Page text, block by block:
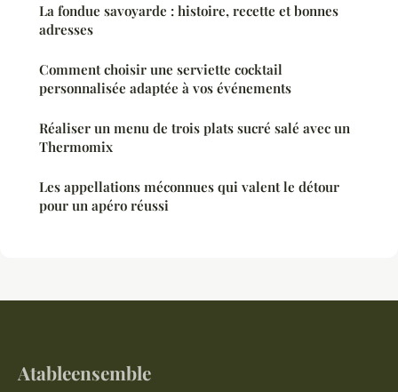
La fondue savoyarde : histoire, recette et bonnes
adresses
Comment choisir une serviette cocktail
personnalisée adaptée à vos événements
Réaliser un menu de trois plats sucré salé avec un
Thermomix
Les appellations méconnues qui valent le détour
pour un apéro réussi
Atableensemble